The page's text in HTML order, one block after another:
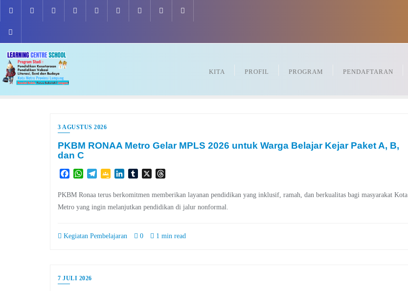
content
KITA PROFIL PROGRAM PENDAFTARAN
3 AGUSTUS 2026
PKBM RONAA Metro Gelar MPLS 2026 untuk Warga Belajar Kejar Paket A, B,
dan C
FacebookWhatsApp
TelegramGoogleLinkedInTumblr
X
PKBM Ronaa terus berkomitmen memberikan layanan pendidikan yang inklusif, ramah, dan berkualitas bagi masyarakat Kota
Metro yang ingin melanjutkan pendidikan di jalur nonformal.
Kegiatan Pembelajaran 0 1 min read
7 JULI 2026